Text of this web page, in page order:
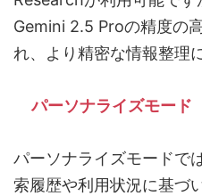
Gemini 2.5 Proの精度の
れ、より精密な情報整理
パーソナライズモード
パーソナライズモードで
索履歴や利用状況に基づ